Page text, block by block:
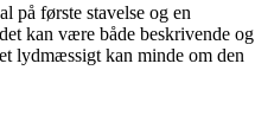
på første stavelse og en
kan være både beskrivende og
lydmæssigt kan minde om den